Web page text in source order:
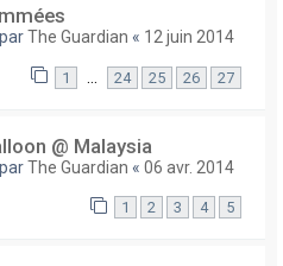
The Guardian « 12 juin 2014
1 24 25 26 27
@ Malaysia
The Guardian « 06 avr. 2014
1 2 3 4 5